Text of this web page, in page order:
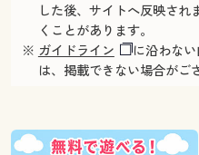
した後、サイトへ反映され
くことがあります。
※ ガイドライン
に沿わな
は、掲載できない場合がご